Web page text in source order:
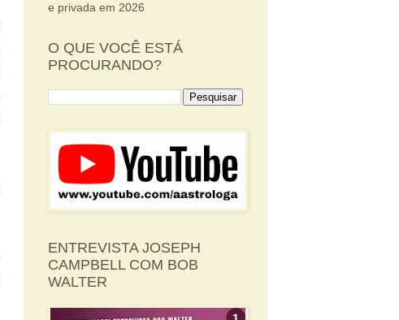
e privada em 2026
O QUE VOCÊ ESTÁ
PROCURANDO?
ENTREVISTA JOSEPH
CAMPBELL COM BOB
WALTER